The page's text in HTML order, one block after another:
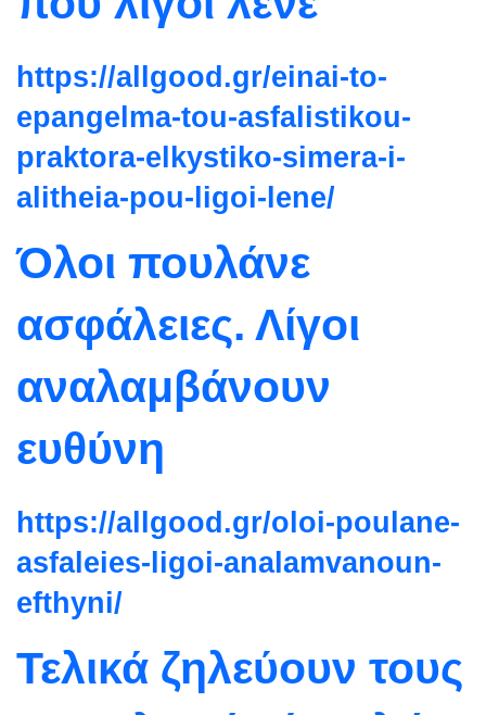
https://allgood.gr/einai-to-
epangelma-tou-asfalistikou-
praktora-elkystiko-simera-i-
alitheia-pou-ligoi-lene/
Όλοι πουλάνε
ασφάλειες. Λίγοι
αναλαμβάνουν
ευθύνη
https://allgood.gr/oloi-poulane-
asfaleies-ligoi-analamvanoun-
efthyni/
Τελικά ζηλεύουν τους